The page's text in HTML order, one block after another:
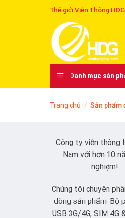
Thế giới Viễn Thông HDG
Danh mục sản
Trang chủ / Sản phẩm
Công ty viễn thông
Nam với hơn 10
nghiệm!
Chúng tôi chuyên
dòng sản phẩm: Bộ
USB 3G/4G, SIM 4G